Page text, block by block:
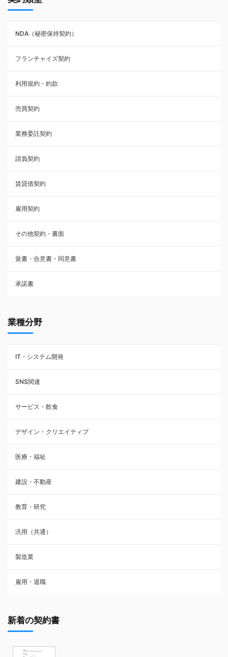
NDA（秘密保持契約）
業務委託契約
利用規約・約款
覚書・合意書・同意書
承諾書
雇用契約
その他契約・書面
売買契約
株主総会議事録・関連書類
請負契約
フランチャイズ契約
賃貸借契約
NDA（秘密保持契約）
フランチャイズ契約
利用規約・約款
売買契約
業務委託契約
請負契約
賃貸借契約
雇用契約
その他契約・書面
覚書・合意書・同意書
承諾書
業種分野
IT・システム開発
SNS関連
サービス・飲食
デザイン・クリエイティブ
医療・福祉
建設・不動産
教育・研究
汎用（共通）
製造業
雇用・退職
新着の契約書